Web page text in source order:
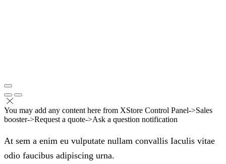
You may add any content here from XStore Control Panel->Sales
booster->Request a quote->Ask a question notification
At sem a enim eu vulputate nullam convallis Iaculis vitae
odio faucibus adipiscing urna.